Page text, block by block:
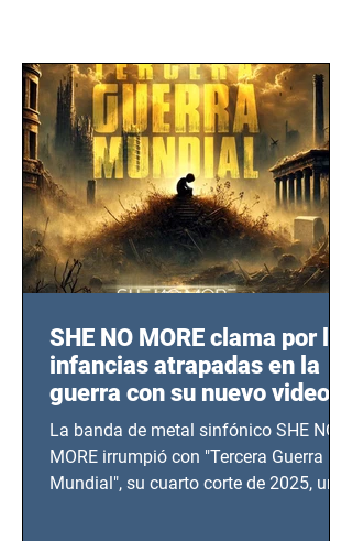
SHE NO MORE clama por las
infancias atrapadas en la
guerra con su nuevo video
TERCERA GUERRA
MUNDIAL
La banda de metal sinfónico SHE NO
MORE irrumpió con "Tercera Guerra
Mundial", su cuarto corte de 2025, un